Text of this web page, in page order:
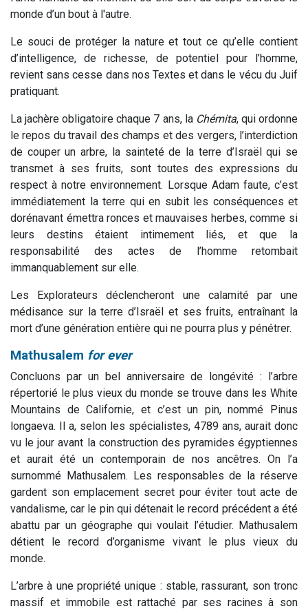
monde d’un bout à l'autre.
Le souci de protéger la nature et tout ce qu’elle contient
d’intelligence, de richesse, de potentiel pour l’homme,
revient sans cesse dans nos Textes et dans le vécu du Juif
pratiquant.
La jachère obligatoire chaque 7 ans, la Chémita, qui ordonne
le repos du travail des champs et des vergers, l’interdiction
de couper un arbre, la sainteté de la terre d’Israël qui se
transmet à ses fruits, sont toutes des expressions du
respect à notre environnement. Lorsque Adam faute, c’est
immédiatement la terre qui en subit les conséquences et
dorénavant émettra ronces et mauvaises herbes, comme si
leurs destins étaient intimement liés, et que la
responsabilité des actes de l’homme retombait
immanquablement sur elle.
Les Explorateurs déclencheront une calamité par une
médisance sur la terre d’Israël et ses fruits, entraînant la
mort d’une génération entière qui ne pourra plus y pénétrer.
Mathusalem for ever
Concluons par un bel anniversaire de longévité : l’arbre
répertorié le plus vieux du monde se trouve dans les White
Mountains de Californie, et c’est un pin, nommé Pinus
longaeva. Il a, selon les spécialistes, 4789 ans, aurait donc
vu le jour avant la construction des pyramides égyptiennes
et aurait été un contemporain de nos ancêtres. On l’a
surnommé Mathusalem. Les responsables de la réserve
gardent son emplacement secret pour éviter tout acte de
vandalisme, car le pin qui détenait le record précédent a été
abattu par un géographe qui voulait l’étudier. Mathusalem
détient le record d’organisme vivant le plus vieux du
monde.
L’arbre à une propriété unique : stable, rassurant, son tronc
massif et immobile est rattaché par ses racines à son